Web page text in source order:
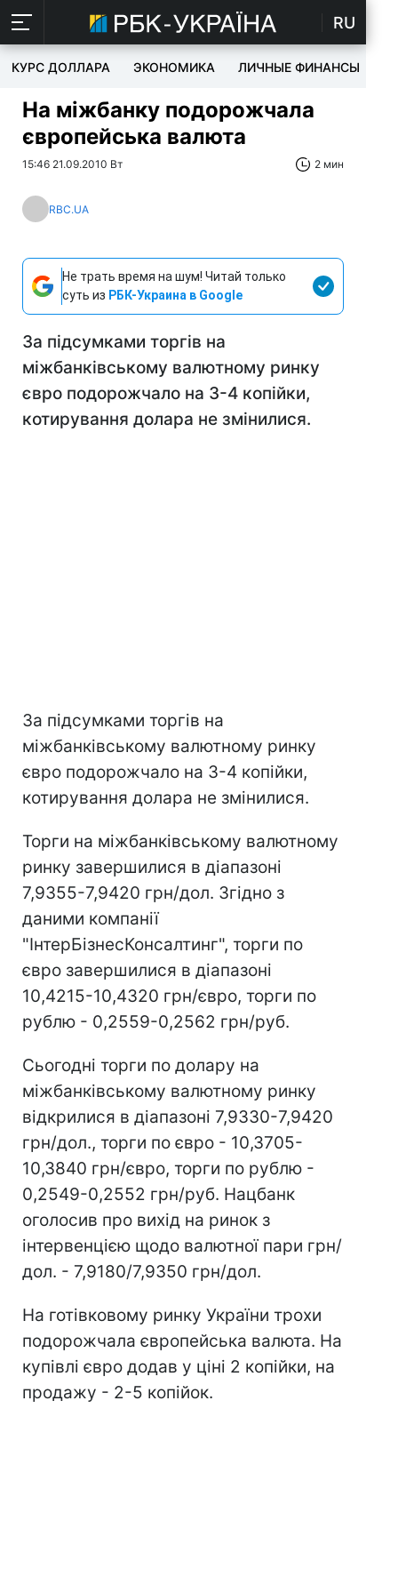
RU
КУРС ДОЛЛАРА ЭКОНОМИКА ЛИЧНЫЕ ФИНАНСЫ
На міжбанку подорожчала
європейська валюта
15:46 21.09.2010 Вт 2 мин
RBC.UA
Не трать время на шум! Читай только
суть из РБК-Украина в Google
За підсумками торгів на
міжбанківському валютному ринку
євро подорожчало на 3-4 копійки,
котирування долара не змінилися.
За підсумками торгів на
міжбанківському валютному ринку
євро подорожчало на 3-4 копійки,
котирування долара не змінилися.
Торги на міжбанківському валютному
ринку завершилися в діапазоні
7,9355-7,9420 грн/дол. Згідно з
даними компанії
"ІнтерБізнесКонсалтинг", торги по
євро завершилися в діапазоні
10,4215-10,4320 грн/євро, торги по
рублю - 0,2559-0,2562 грн/руб.
Сьогодні торги по долару на
міжбанківському валютному ринку
відкрилися в діапазоні 7,9330-7,9420
грн/дол., торги по євро - 10,3705-
10,3840 грн/євро, торги по рублю -
0,2549-0,2552 грн/руб. Нацбанк
оголосив про вихід на ринок з
інтервенцією щодо валютної пари грн/
дол. - 7,9180/7,9350 грн/дол.
На готівковому ринку України трохи
подорожчала європейська валюта. На
купівлі євро додав у ціні 2 копійки, на
продажу - 2-5 копійок.